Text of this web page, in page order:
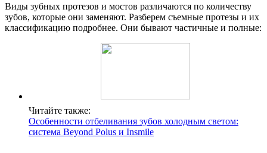
Виды зубных протезов и мостов различаются по количеству
зубов, которые они заменяют. Разберем съемные протезы и их
классификацию подробнее. Они бывают частичные и полные:
Читайте также:
Особенности отбеливания зубов холодным светом:
система Beyond Polus и Insmile